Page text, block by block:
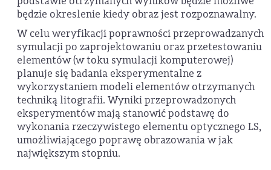
będzie okreslenie kiedy obraz jest rozpoznawalny.
W celu weryfikacji poprawności przeprowadzanych
symulacji po zaprojektowaniu oraz przetestowaniu
elementów (w toku symulacji komputerowej)
planuje się badania eksperymentalne z
wykorzystaniem modeli elementów otrzymanych
techniką litografii. Wyniki przeprowadzonych
eksperymentów mają stanowić podstawę do
wykonania rzeczywistego elementu optycznego LS,
umożliwiającego poprawę obrazowania w jak
największym stopniu.